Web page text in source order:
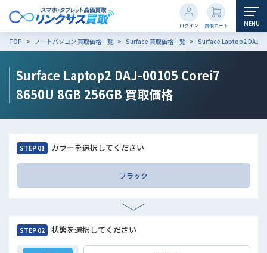
買取カート
ログイン MENU
TOP ノートパソコン 買取価格一覧 Surface 買取価格一覧 Surface Laptop2 DAJ-
Surface Laptop2 DAJ-00105 Corei7
8650U 8GB 256GB 買取価格
STEP 01 カラーを選択してください
ブラック
STEP 02 状態を選択してください